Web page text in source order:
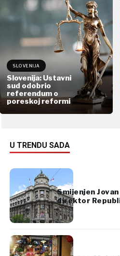
SLOVENIJA
Slovenija: Ustavni
sud odobrio
referendum o
poreskoj reformi
U TRENDU SADA
Smijenjen
direktor
imovinu Srbije